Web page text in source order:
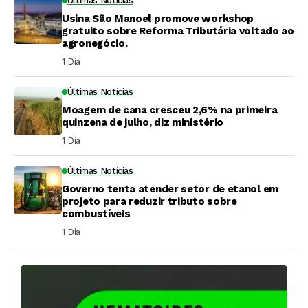
Usina São Manoel promove workshop
gratuito sobre Reforma Tributária voltado ao
agronegócio.
1 Dia ⁮
Últimas Notícias
Moagem de cana cresceu 2,6% na primeira
quinzena de julho, diz ministério
1 Dia ⁮
Últimas Notícias
Governo tenta atender setor de etanol em
projeto para reduzir tributo sobre
combustíveis
1 Dia ⁮